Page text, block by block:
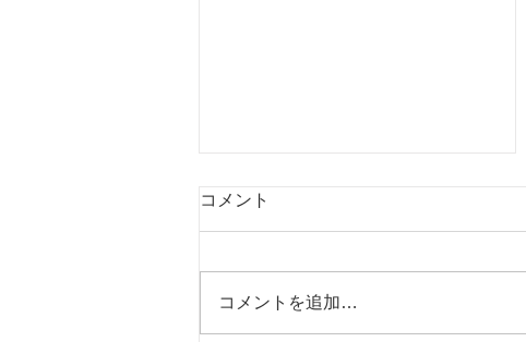
コメント
コメントを追加…